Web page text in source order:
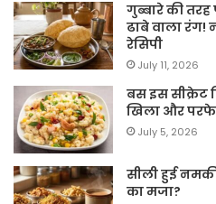
गुब्बारे की
ढाबे वाला रंग!
रेसिपी
July 11, 2026
बस इस सीक्रेट
खिला और
July 5, 2026
सीली हुई
का मजा?